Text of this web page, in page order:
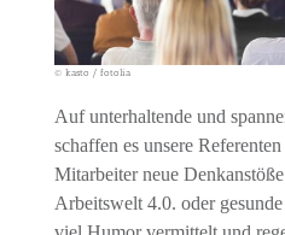
© kasto / fotolia
Auf unterhaltende und
schaffen es unsere
Mitarbeiter neue
Arbeitswelt 4.0. oder